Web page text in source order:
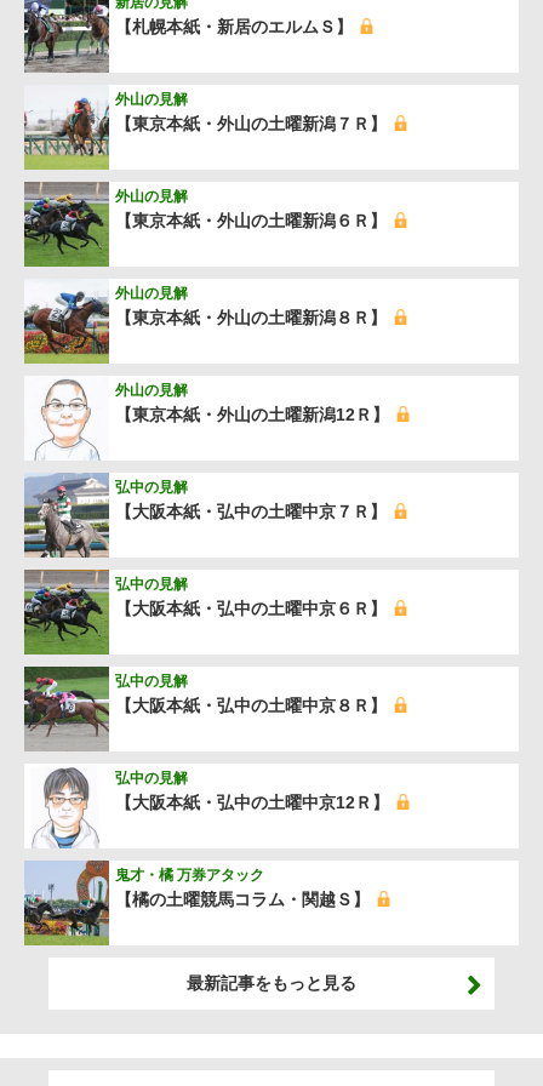
【札幌本紙・新居のエルムＳ】
【東京本紙・外山の土曜新潟７Ｒ】
外山の見解
【東京本紙・外山の土曜新潟６Ｒ】
外山の見解
【東京本紙・外山の土曜新潟８Ｒ】
外山の見解
【東京本紙・外山の土曜新潟12Ｒ】
外山の見解
【大阪本紙・弘中の土曜中京７Ｒ】
弘中の見解
【大阪本紙・弘中の土曜中京６Ｒ】
弘中の見解
【大阪本紙・弘中の土曜中京８Ｒ】
弘中の見解
【大阪本紙・弘中の土曜中京12Ｒ】
弘中の見解
【橘の土曜競馬コラム・関越Ｓ】
鬼才・橘 万券アタック
最新記事をもっと見る